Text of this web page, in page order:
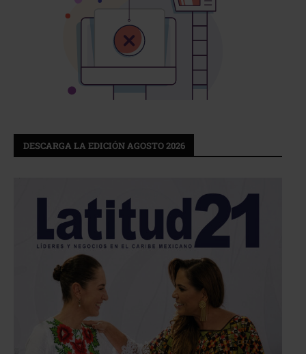
DESCARGA LA EDICIÓN AGOSTO 2026